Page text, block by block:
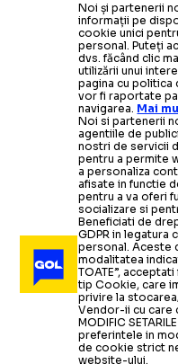
Noi și partenerii
informații pe
cookie unici
personal. Puteți
dvs. făcând clic
utilizării unui
pagina cu
vor fi raportate
navigarea. Mai
Noi si partenerii
agentiile de
nostri de servicii
pentru a permite
a personaliza
afisate in functie
pentru a va oferi
socializare si
Beneficiati de
GDPR in legatura
personal. Aceste
modalitatea
TOATE”,
tip Cookie, care
privire la
Vendor-ii cu care
MODIFIC
preferintele in
de cookie strict
website-ului.